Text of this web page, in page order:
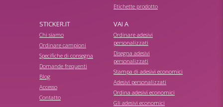
Etichette prodotto
STICKER.IT
Chi siamo
Ordinare campioni
Specifiche di consegna
Domande frequenti
Blog
Accesso
Contatto
VAI A
Ordinare adesivi
personalizzati
Disegna adesivi
personalizzati
Stampa di adesivi economici
Adesivi personalizzati
Ordina adesivi economici
Gli adesivi economici